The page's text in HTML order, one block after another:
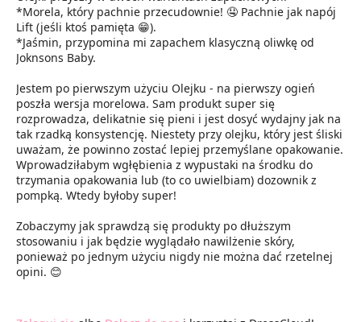
*Morela, który pachnie przecudownie! 🤤 Pachnie jak napój
Lift (jeśli ktoś pamięta 😁).
*Jaśmin, przypomina mi zapachem klasyczną oliwkę od
Joknsons Baby.
Jestem po pierwszym użyciu Olejku - na pierwszy ogień
poszła wersja morelowa. Sam produkt super się
rozprowadza, delikatnie się pieni i jest dosyć wydajny jak na
tak rzadką konsystencję. Niestety przy olejku, który jest śliski
uważam, że powinno zostać lepiej przemyślane opakowanie.
Wprowadziłabym wgłębienia z wypustaki na środku do
trzymania opakowania lub (to co uwielbiam) dozownik z
pompką. Wtedy byłoby super!
Zobaczymy jak sprawdzą się produkty po dłuższym
stosowaniu i jak będzie wyglądało nawilżenie skóry,
ponieważ po jednym użyciu nigdy nie można dać rzetelnej
opini. 😊